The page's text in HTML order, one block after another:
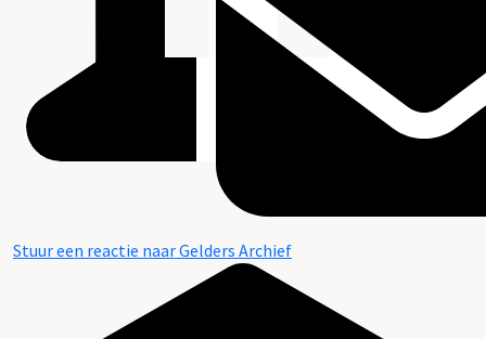
Stuur een reactie naar Gelders Archief